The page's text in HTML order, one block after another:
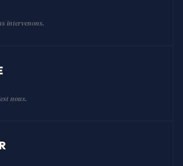
intervenons.
nous.